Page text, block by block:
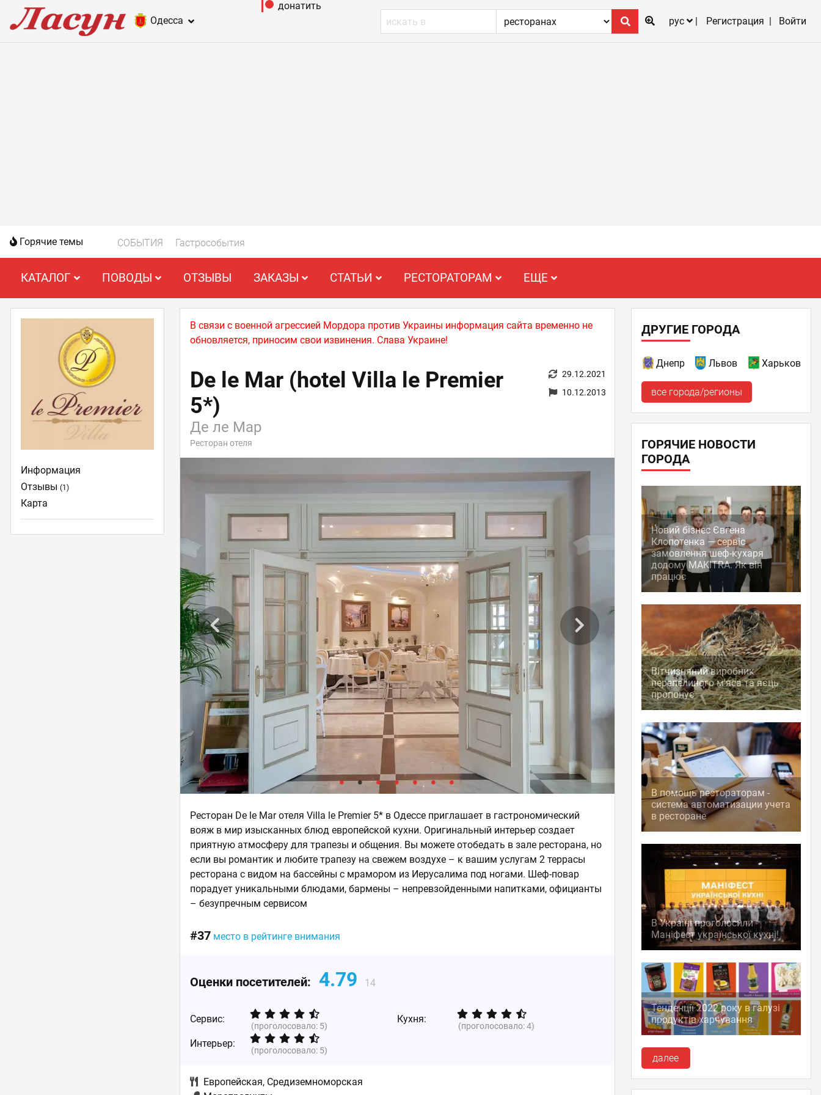
Одесса
донатить
рус
Регистрация Войти
Горячие темы СОБЫТИЯ Гастрособытия
КАТАЛОГ ПОВОДЫ ОТЗЫВЫ ЗАКАЗЫ СТАТЬИ РЕСТОРАТОРАМ ЕЩЕ
В связи с военной агрессией Мордора против Украины информация сайта временно не
обновляется, приносим свои извинения. Слава Украине!
De le Mar (hotel Villa le Premier
5*)
Де ле Мар
Ресторан отеля
29.12.2021
10.12.2013
Ресторан De le Mar отеля Villa le Premier 5* в Одессе приглашает в гастрономический
вояж в мир изысканных блюд европейской кухни. Оригинальный интерьер создает
приятную атмосферу для трапезы и общения. Вы можете отобедать в зале ресторана, но
если вы романтик и любите трапезу на свежем воздухе – к вашим услугам 2 террасы
ресторана с видом на бассейны с мрамором из Иерусалима под ногами. Шеф-повар
порадует уникальными блюдами, бармены – непревзойденными напитками, официанты
– безупречным сервисом
#37 место в рейтинге внимания
Оценки посетителей: 4.79 14
Сервис:
(проголосовало: 5)
Кухня:
(проголосовало:4)
Интерьер:
(проголосовало: 5)
Европейская, Средиземноморская
Информация
Отзывы(1)
Карта
ДРУГИЕ ГОРОДА
Днепр Львов Харьков
все города/регионы
ГОРЯЧИЕ НОВОСТИ
ГОРОДА
Новий бізнес Євгена
Клопотенка — сервіс
замовлення шеф-кухаря
додому MAKITRA. Як він
працює
Вітчизняний виробник
перепелиного м'яса та яєць
пропонує
В помощь рестораторам -
система автоматизации учета
в ресторане
В Україні проголосили
Маніфест української кухні!
Тенденції 2022 року в галузі
продуктів харчування
далее